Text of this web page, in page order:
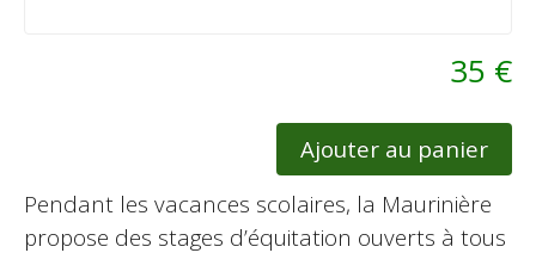
35 €
Ajouter au panier
Pendant les vacances scolaires, la Maurinière
propose des stages d’équitation ouverts à tous